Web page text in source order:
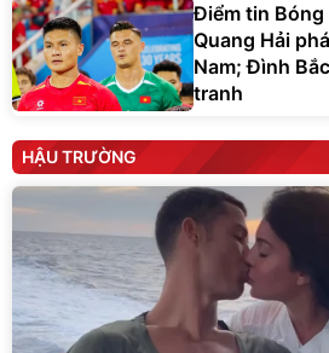
Điểm tin Bóng
Quang Hải
Nam; Đình
tranh
HẬU TRƯỜNG